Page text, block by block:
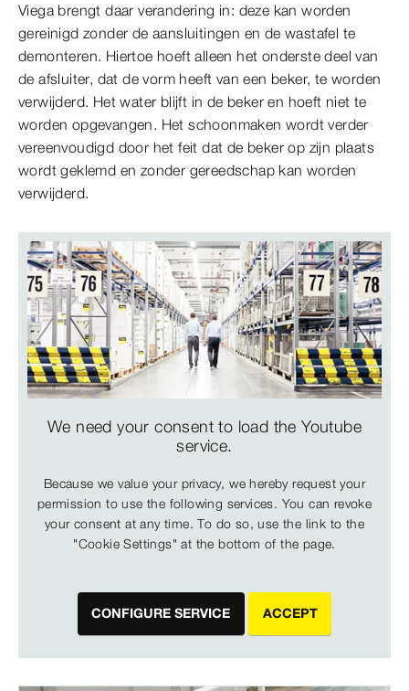
Viega brengt daar verandering in: deze kan worden
gereinigd zonder de aansluitingen en de wastafel te
demonteren. Hiertoe hoeft alleen het onderste deel van
de afsluiter, dat de vorm heeft van een beker, te worden
verwijderd. Het water blijft in de beker en hoeft niet te
worden opgevangen. Het schoonmaken wordt verder
vereenvoudigd door het feit dat de beker op zijn plaats
wordt geklemd en zonder gereedschap kan worden
verwijderd.
We need your consent to load the Youtube
service.
Because we value your privacy, we hereby request your
permission to use the following services. You can revoke
your consent at any time. To do so, use the link to the
"Cookie Settings" at the bottom of the page.
CONFIGURE SERVICE ACCEPT